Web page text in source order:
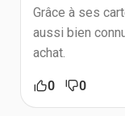
Grâce à ses
aussi bien
achat.
0 0